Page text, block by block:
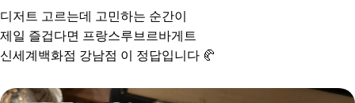
디저트 고르는데 고민하는 순간이
제일 즐겁다면 프랑스루브르바게트
신세계백화점 강남점 이 정답입니다 🥐